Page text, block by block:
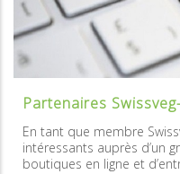
Partenaires
En tant que membre
intéressants auprès d’un
boutiques en ligne et